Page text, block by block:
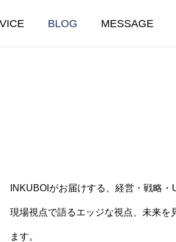
BLOG MESSAGE
なぜ“INKUBOI”という社名にした
INKUBOIがお届けする、経営・戦略・
現場視点で語るエッジな視点、未来を
ます。